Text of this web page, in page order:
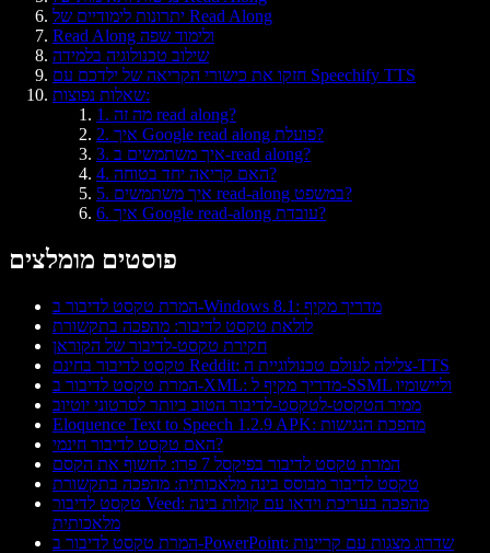
יתרונות לימודיים של Read Along
Read Along ולימוד שפה
שילוב טכנולוגיה בלמידה
חזקו את כישורי הקריאה של ילדכם עם Speechify TTS
שאלות נפוצות:
1. מה זה read along?
2. איך Google read along פועלת?
3. איך משתמשים ב-read along?
4. האם קריאה יחד בטוחה?
5. איך משתמשים read-along במשפט?
6. איך Google read-along עובדת?
פוסטים מומלצים
המרת טקסט לדיבור ב-Windows 8.1: מדריך מקיף
לולאת טקסט לדיבור: מהפכה בתקשורת
חקירת טקסט‑לדיבור של הקוראן
טקסט לדיבור בחינם Reddit: צלילה לעולם טכנולוגיית ה-TTS
המרת טקסט לדיבור ב-XML: מדריך מקיף ל-SSML וליישומיו
ממיר הטקסט‑לטקסט‑לדיבור הטוב ביותר לסרטוני יוטיוב
Eloquence Text to Speech 1.2.9 APK: מהפכת הנגישות
האם טקסט לדיבור חינמי?
המרת טקסט לדיבור בפיקסל 7 פרו: לחשוף את הקסם
טקסט לדיבור מבוסס בינה מלאכותית: מהפכה בתקשורת
טקסט לדיבור Veed: מהפכה בעריכת וידאו עם קולות בינה
מלאכותית
המרת טקסט לדיבור ב-PowerPoint: שדרוג מצגות עם קריינות